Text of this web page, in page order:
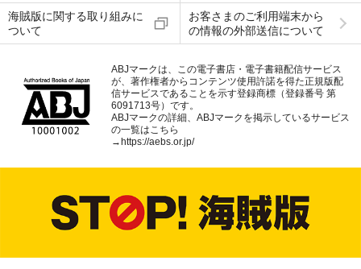
海賊版に関する取り組みに
ついて
お客さまのご利用端末から
の情報の外部送信について
ABJマークは、この電子書店・電子書籍配信サービス
が、著作権者からコンテンツ使用許諾を得た正規版配
信サービスであることを示す登録商標（登録番号 第
6091713号）です。
ABJマークの詳細、ABJマークを掲示しているサービス
の一覧はこちら
→ https://aebs.or.jp/